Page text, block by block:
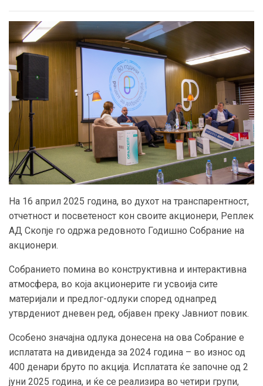
На 16 април 2025 година, во духот на транспарентност,
отчетност и посветеност кон своите акционери, Реплек
АД Скопје го одржа редовното Годишно Собрание на
акционери.
Собранието помина во конструктивна и интерактивна
атмосфера, во која акционерите ги усвоија сите
материјали и предлог-одлуки според однапред
утврдениот дневен ред, објавен преку Јавниот повик.
Особено значајна одлука донесена на ова Собрание е
исплатата на дивиденда за 2024 година – во износ од
400 денари бруто по акција. Исплатата ќе започне од 2
јуни 2025 година, и ќе се реализира во четири групи,